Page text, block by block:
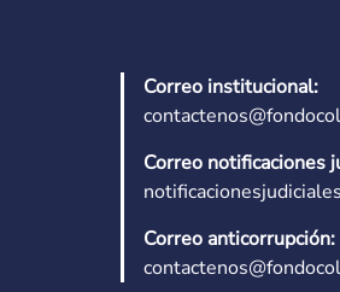
Correo institucional:
Correo notificaciones
Correo anticorrupción: